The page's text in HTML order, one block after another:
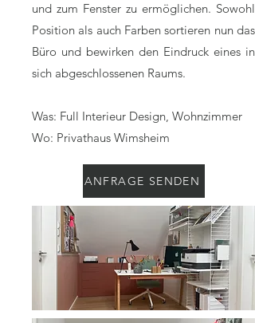
und zum Fenster zu ermöglichen. Sowohl
Position als auch Farben sortieren nun das
Büro und bewirken den Eindruck eines in
sich abgeschlossenen Raums.
Was: Full Interieur Design, Wohnzimmer
Wo: Privathaus Wimsheim
ANFRAGE SENDEN